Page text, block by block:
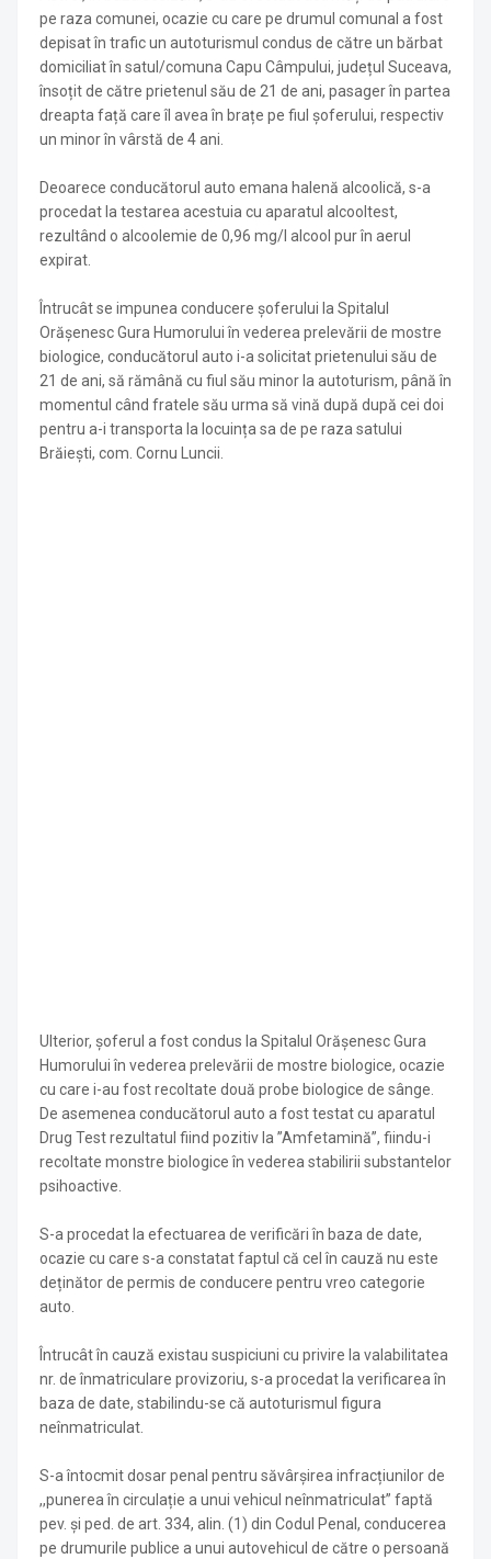
pe raza comunei, ocazie cu care pe drumul comunal a fost
depisat în trafic un autoturismul condus de către un bărbat
domiciliat în satul/comuna Capu Câmpului, județul Suceava,
însoțit de către prietenul său de 21 de ani, pasager în partea
dreapta față care îl avea în brațe pe fiul șoferului, respectiv
un minor în vârstă de 4 ani.
Deoarece conducătorul auto emana halenă alcoolică, s-a
procedat la testarea acestuia cu aparatul alcooltest,
rezultând o alcoolemie de 0,96 mg/l alcool pur în aerul
expirat.
Întrucât se impunea conducere șoferului la Spitalul
Orășenesc Gura Humorului în vederea prelevării de mostre
biologice, conducătorul auto i-a solicitat prietenului său de
21 de ani, să rămână cu fiul său minor la autoturism, până în
momentul când fratele său urma să vină după după cei doi
pentru a-i transporta la locuința sa de pe raza satului
Brăiești, com. Cornu Luncii.
Ulterior, șoferul a fost condus la Spitalul Orășenesc Gura
Humorului în vederea prelevării de mostre biologice, ocazie
cu care i-au fost recoltate două probe biologice de sânge.
De asemenea conducătorul auto a fost testat cu aparatul
Drug Test rezultatul fiind pozitiv la ”Amfetamină”, fiindu-i
recoltate monstre biologice în vederea stabilirii substantelor
psihoactive.
S-a procedat la efectuarea de verificări în baza de date,
ocazie cu care s-a constatat faptul că cel în cauză nu este
deținător de permis de conducere pentru vreo categorie
auto.
Întrucât în cauză existau suspiciuni cu privire la valabilitatea
nr. de înmatriculare provizoriu, s-a procedat la verificarea în
baza de date, stabilindu-se că autoturismul figura
neînmatriculat.
S-a întocmit dosar penal pentru săvârșirea infracțiunilor de
,,punerea în circulație a unui vehicul neînmatriculat” faptă
pev. și ped. de art. 334, alin. (1) din Codul Penal, conducerea
pe drumurile publice a unui autovehicul de către o persoană